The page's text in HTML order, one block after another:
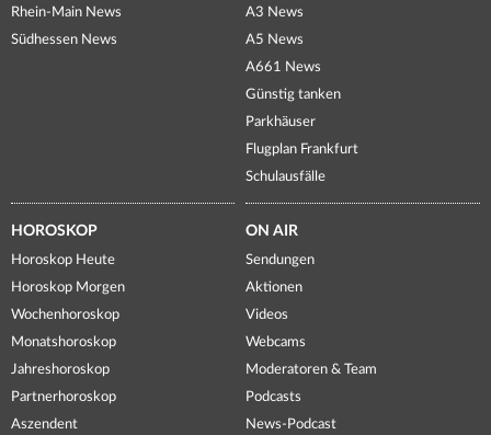
Rhein-Main News
Südhessen News
A3 News
A5 News
A661 News
Günstig tanken
Parkhäuser
Flugplan Frankfurt
Schulausfälle
HOROSKOP
Horoskop Heute
Horoskop Morgen
Wochenhoroskop
Monatshoroskop
Jahreshoroskop
Partnerhoroskop
Aszendent
ON AIR
Sendungen
Aktionen
Videos
Webcams
Moderatoren & Team
Podcasts
News-Podcast